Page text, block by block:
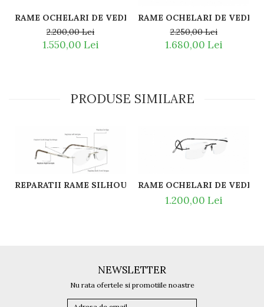
RAME OCHELARI DE VEDERE PORSCHE DESIGN P8260 A
2.200,00 Lei
1.550,00 Lei
RAME OCHELARI DE
2.250,00 Lei
1.680,00 Lei
PRODUSE SIMILARE
REPARATII RAME SILHOUETTE ȘI COMENZI DE PIESE
RAME OCHELARI DE
1.200,00 Lei
NEWSLETTER
Nu rata ofertele si promotiile noastre